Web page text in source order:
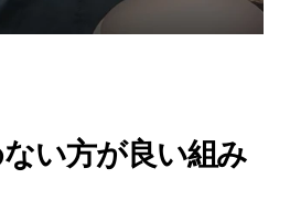
い方が良い組み